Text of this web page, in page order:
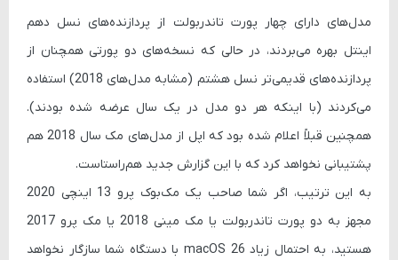
مدل‌های دارای چهار پورت تاندربولت از پردازنده‌های نسل دهم
اینتل بهره می‌بردند، در حالی که نسخه‌های دو پورتی همچنان از
پردازنده‌های قدیمی‌تر نسل هشتم (مشابه مدل‌های 2018) استفاده
می‌کردند (با اینکه هر دو مدل در یک سال عرضه شده بودند).
همچنین قبلاً اعلام شده بود که اپل از مدل‌های مک سال 2018 هم
پشتیبانی نخواهد کرد که با این گزارش جدید هم‌راستاست.
به این ترتیب، اگر شما صاحب یک مک‌بوک پرو 13 اینچی 2020
مجهز به دو پورت تاندربولت یا مک مینی 2018 یا مک پرو 2017
هستید، به احتمال زیاد macOS 26 با دستگاه شما سازگار نخواهد